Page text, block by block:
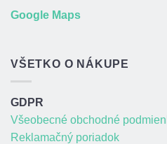
Google Maps
VŠETKO O NÁKUPE
GDPR
Všeobecné obchodné
Reklamačný poriadok